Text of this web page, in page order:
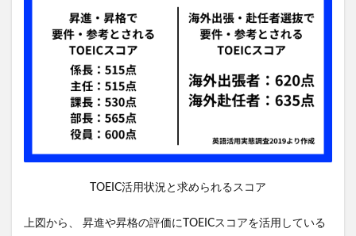
TOEIC活用状況と求められるスコア
上図から、 昇進や昇格の評価にTOEICスコアを活用している